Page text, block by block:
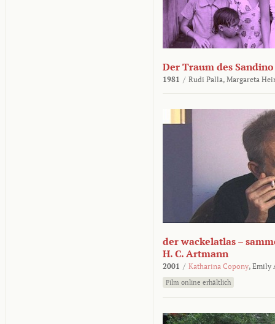
Der Traum des Sandino
1981 / Rudi Palla, Margareta
der wackelatlas –
H. C. Artmann
2001 / Katharina Copony, Emily
Film online erhältlich